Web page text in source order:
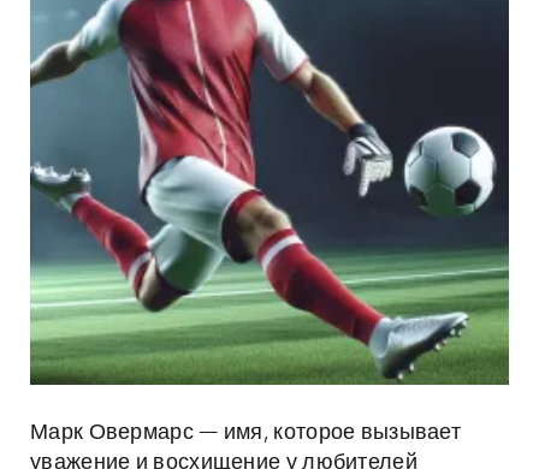
Марк Овермарс — имя, которое вызывает
уважение и восхищение у любителей